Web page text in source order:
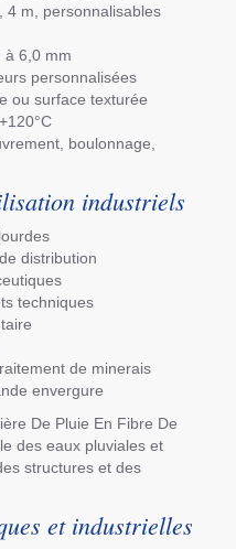
4 m, personnalisables
à 6,0 mm
personnalisées
ou surface texturée
boulonnage,
industriels
distribution
techniques
de minerais
envergure
De Pluie En Fibre De
des eaux pluviales et
structures et des
et industrielles